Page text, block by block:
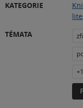
KATEGORIE
TÉMATA
+1